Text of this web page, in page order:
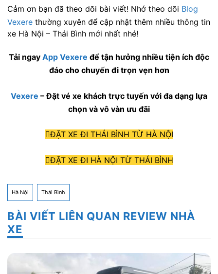
Cảm ơn bạn đã theo dõi bài viết! Nhớ theo dõi Blog
Vexere thường xuyên để cập nhật thêm nhiều thông tin
xe Hà Nội – Thái Bình mới nhất nhé!
Tải ngay App Vexere để tận hưởng nhiều tiện ích độc
đáo cho chuyến đi trọn vẹn hơn
Vexere – Đặt vé xe khách trực tuyến với đa dạng lựa
chọn và vô vàn ưu đãi
ĐẶT XE ĐI THÁI BÌNH TỪ HÀ NỘI
ĐẶT XE ĐI HÀ NỘI TỪ THÁI BÌNH
Hà Nội Thái Bình
BÀI VIẾT LIÊN QUAN REVIEW NHÀ
XE